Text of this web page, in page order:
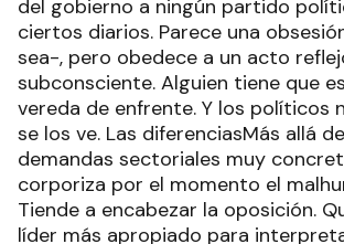
del gobierno a ningún partido
ciertos diarios. Parece una
sea-, pero obedece a un acto
subconsciente. Alguien tiene que
vereda de enfrente. Y los políticos
se los ve. Las diferenciasMás allá
demandas sectoriales muy
corporiza por el momento el
Tiende a encabezar la oposición.
líder más apropiado para